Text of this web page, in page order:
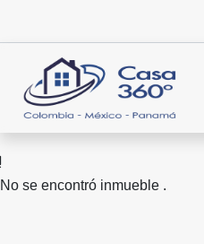
No se encontró inmueble .